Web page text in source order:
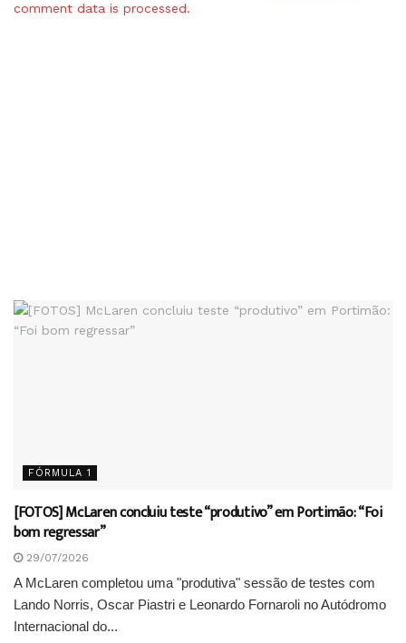
comment data is processed.
FÓRMULA 1
[FOTOS] McLaren concluiu teste “produtivo” em Portimão: “Foi
bom regressar”
29/07/2026
A McLaren completou uma "produtiva" sessão de testes com
Lando Norris, Oscar Piastri e Leonardo Fornaroli no Autódromo
Internacional do...